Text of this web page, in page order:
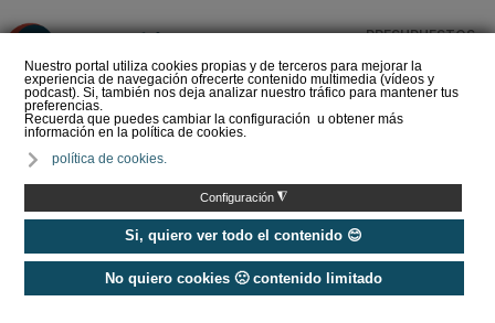
Nuestro portal utiliza cookies propias y de terceros para mejorar la
experiencia de navegación ofrecerte contenido multimedia (vídeos y
podcast). Si, también nos deja analizar nuestro tráfico para mantener tus
preferencias.
Recuerda que puedes cambiar la configuración u obtener más
información en la política de cookies.
política de cookies.
Configuración ◮
Si, quiero ver todo el contenido 😊
No quiero cookies 🙁 contenido limitado
PRESUPUESTOS
del Amperio (Episodio 3)